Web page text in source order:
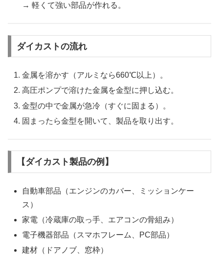
→ 軽くて強い部品が作れる。
ダイカストの流れ
金属を溶かす（アルミなら660℃以上）。
高圧ポンプで溶けた金属を金型に押し込む。
金型の中で金属が急冷（すぐに固まる）。
固まったら金型を開いて、製品を取り出す。
【ダイカスト製品の例】
自動車部品（エンジンのカバー、ミッションケー
ス）
家電（冷蔵庫の取っ手、エアコンの骨組み）
電子機器部品（スマホフレーム、PC部品）
建材（ドアノブ、窓枠）